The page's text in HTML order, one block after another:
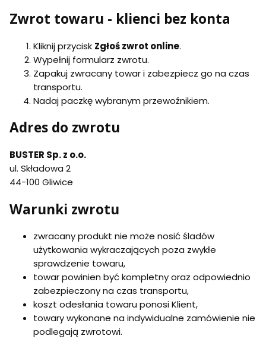
Zwrot towaru - klienci bez konta
Kliknij przycisk Zgłoś zwrot online.
Wypełnij formularz zwrotu.
Zapakuj zwracany towar i zabezpiecz go na czas
transportu.
Nadaj paczkę wybranym przewoźnikiem.
Adres do zwrotu
BUSTER Sp. z o.o.
ul. Składowa 2
44-100 Gliwice
Warunki zwrotu
zwracany produkt nie może nosić śladów
użytkowania wykraczających poza zwykłe
sprawdzenie towaru,
towar powinien być kompletny oraz odpowiednio
zabezpieczony na czas transportu,
koszt odesłania towaru ponosi Klient,
towary wykonane na indywidualne zamówienie nie
podlegają zwrotowi.